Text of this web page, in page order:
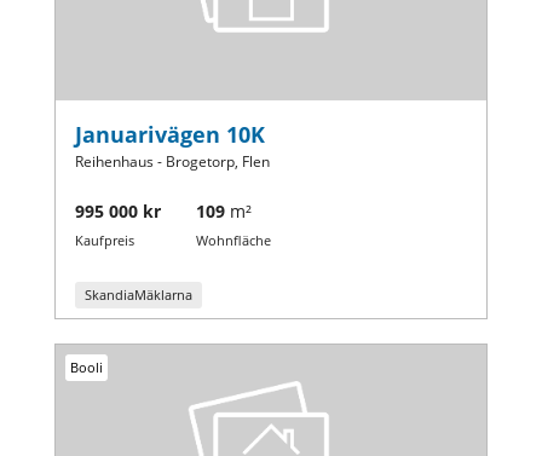
Januarivägen 10K
Reihenhaus - Brogetorp, Flen
995 000 kr
Kaufpreis
109 m²
Wohnfläche
SkandiaMäklarna
Booli